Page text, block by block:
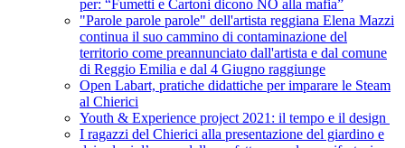
per: “Fumetti e Cartoni dicono NO alla mafia”
"Parole parole parole" dell'artista reggiana Elena Mazzi
continua il suo cammino di contaminazione del
territorio come preannunciato dall'artista e dal comune
di Reggio Emilia e dal 4 Giugno raggiunge
Open Labart, pratiche didattiche per imparare le Steam
al Chierici
Youth & Experience project 2021: il tempo e il design
I ragazzi del Chierici alla presentazione del giardino e